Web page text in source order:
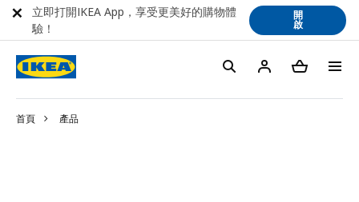
首頁 產品
立即打開IKEA App，享受更美好的購物體
驗！
開
啟